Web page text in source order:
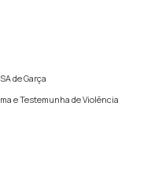
de Garça
e Testemunha de Violência